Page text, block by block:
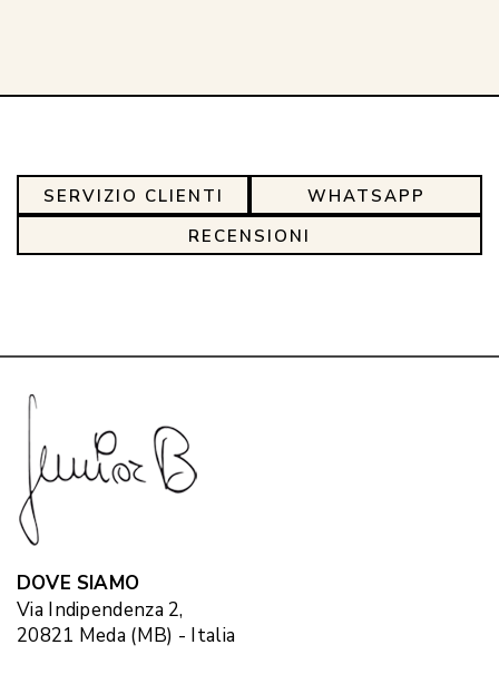
SERVIZIO CLIENTI
WHATSAPP
RECENSIONI
DOVE SIAMO
Via Indipendenza 2,
20821 Meda (MB) - Italia